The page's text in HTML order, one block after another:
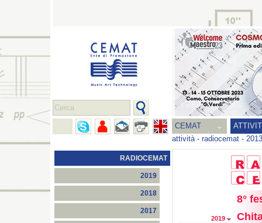
CEMAT
attività- radiocemat - 2013
RADIOCEMAT
2019
2018
2017
2019
8°